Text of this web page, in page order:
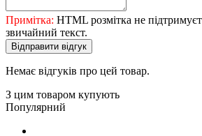
Примітка: HTML розмітка не
звичайний текст.
Відправити відгук
Немає відгуків про цей товар.
З цим товаром купують
Популярний